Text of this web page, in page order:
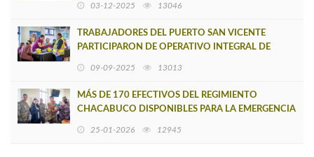
03-12-2025 13046
TRABAJADORES DEL PUERTO SAN VICENTE
PARTICIPARON DE OPERATIVO INTEGRAL DE
09-09-2025 13013
MÁS DE 170 EFECTIVOS DEL REGIMIENTO
CHACABUCO DISPONIBLES PARA LA EMERGENCIA
25-01-2026 12945